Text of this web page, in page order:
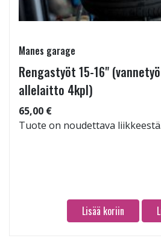
Manes garage
Rengastyöt 15-16"
allelaitto 4kpl)
65,00 €
Tuote on noudettava liikkeestä.
Lisää koriin